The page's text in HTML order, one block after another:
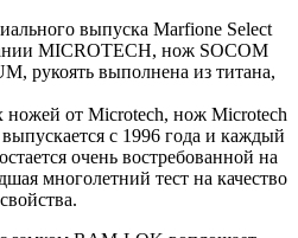
выпуска Marfione Select
MICROTECH, нож SOCOM
рукоять выполнена из титана,
от Microtech, нож Microtech
с 1996 года и каждый
очень востребованной на
многолетний тест на качество